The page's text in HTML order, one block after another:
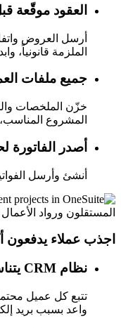
العقود موقّعة
أرسل العروض
الملزمة قانونياً،
جميع ملفات
خزّن الملخصات
المشروع
أصدر الفاتورة
أنشئ وأرسل
المستقلون ورواد
اجذب عملاء يدفعون
نظام CRM يتناسب مع سير عملك المنفرد
تتبع كل عميل
واعد بسبب بريد